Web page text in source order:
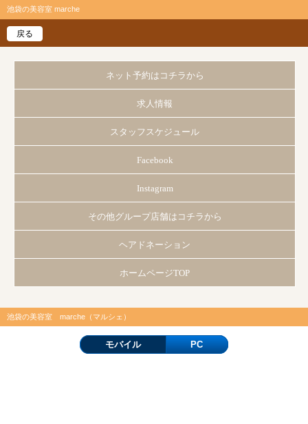
池袋の美容室 marche
戻る
ネット予約はコチラから
求人情報
スタッフスケジュール
Facebook
Instagram
その他グループ店舗はコチラから
ヘアドネーション
ホームページTOP
池袋の美容室 marche（マルシェ）
モバイル PC